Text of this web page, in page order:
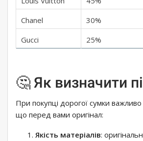
Chanel
30%
Gucci
25%
🤔 Як визначити
При покупці дорогої сумки
що перед вами оригінал:
Якість матеріалів: